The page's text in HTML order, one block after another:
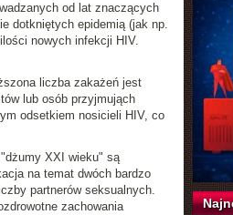
od lat znaczących
dotkniętych epidemią (jak np.
nowych infekcji HIV.
liczba zakażeń jest
lub osób przyjmująch
odsetkiem nosicieli HIV, co
XXI wieku" są
na temat dwóch bardzo
partnerów seksualnych.
zachowania